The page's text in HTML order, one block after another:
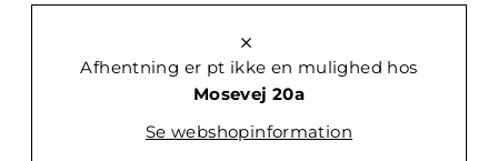
Afhentning er pt ikke en mulighed hos
Mosevej 20a
Se webshopinformation